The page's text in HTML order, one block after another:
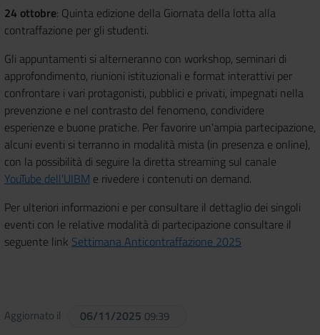
24 ottobre: Quinta edizione della Giornata della lotta alla
contraffazione per gli studenti.
Gli appuntamenti si alterneranno con workshop, seminari di
approfondimento, riunioni istituzionali e format interattivi per
confrontare i vari protagonisti, pubblici e privati, impegnati nella
prevenzione e nel contrasto del fenomeno, condividere
esperienze e buone pratiche. Per favorire un'ampia partecipazione,
alcuni eventi si terranno in modalità mista (in presenza e online),
con la possibilità di seguire la diretta streaming sul canale
YouTube dell'UIBM e rivedere i contenuti on demand.
Per ulteriori informazioni e per consultare il dettaglio dei singoli
eventi con le relative modalità di partecipazione consultare il
seguente link Settimana Anticontraffazione 2025
Aggiornato il 06/11/2025 09:39